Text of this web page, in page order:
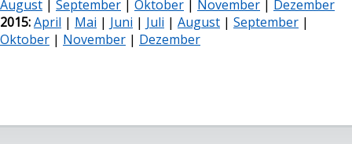
August | September | Oktober | November | Dezember
2015:April | Mai | Juni | Juli | August | September |
Oktober | November | Dezember